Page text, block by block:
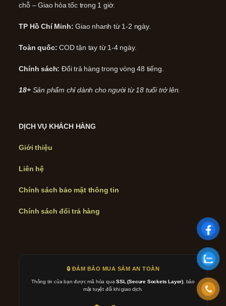
chỗ – Giao hỏa tốc trong 1 giờ.
TP Hồ Chí Minh: Giao nhanh từ 1-2 ngày.
Toàn quốc: COD tận tay từ 1-4 ngày.
Chính sách: Đổi trả hàng trong vòng 48 tiếng.
18+ Sản phẩm chỉ dành cho người từ 18 tuổi trở lên.
DỊCH VỤ KHÁCH HÀNG
Giới thiệu
Liên hệ
Chính sách bảo mật thông tin
Chính sách đổi trả hàng
🔒 ĐẢM BẢO MUA SẮM AN TOÀN
Thông tin của bạn được mã hóa quaSSL (Secure Sockets Layer) , bảo
mật tuyệt đối khi giao dịch.